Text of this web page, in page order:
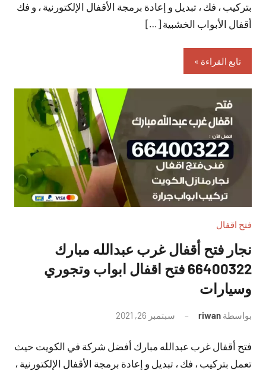
بتركيب ، فك ، تبديل و إعادة برمجة الأقفال الإلكتورنية ، و فك
أقفال الأبواب الخشبية […]
تابع القراءة
فتح اقفال
نجار فتح أقفال غرب عبدالله مبارك
66400322 فتح اقفال ابواب وتجوري
وسيارات
بواسطة riwan سبتمبر 26, 2021
تعليقات
فتح أقفال غرب عبدالله مبارك أفضل شركة في الكويت حيث
تعمل بتركيب ، فك ، تبديل و إعادة برمجة الأقفال الإلكتورنية ،